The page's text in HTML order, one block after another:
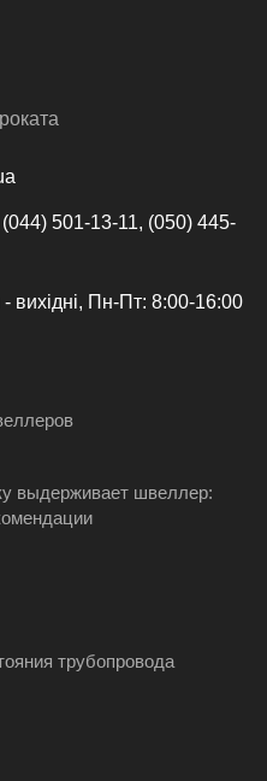
501-13-11, (050) 445-
- вихідні, Пн-Пт: 8:00-16:00
выдерживает швеллер:
трубопровода